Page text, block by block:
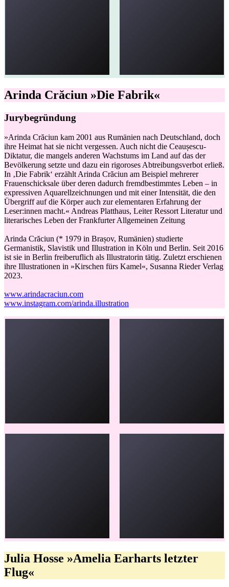
Arinda Crăciun »Die Fabrik«
Jurybegründung
»Arinda Crăciun kam 2001 aus Rumänien nach Deutschland, doch
ihre Heimat hat sie nicht vergessen. Auch nicht die Ceaușescu-
Diktatur, die mangels anderen Wachstums im Land auf das der
Bevölkerung setzte und dazu ein rigoroses Abtreibungsverbot erließ.
In ‚Die Fabrik‘ erzählt Arinda Crăciun am Beispiel mehrerer
Frauenschicksale über deren dadurch fremdbestimmtes Leben – in
expressiven Aquarellzeichnungen und mit einer Intensität, die den
Übergriff auf die Körper auch zur elementaren Erfahrung der
Leser:innen macht.« Andreas Platthaus, Leiter Ressort Literatur und
literarisches Leben der Frankfurter Allgemeinen Zeitung
Arinda Crăciun (* 1979 in Brașov, Rumänien) studierte
Germanistik, Slavistik und Illustration in Köln und Berlin. Seit 2016
ist sie in Berlin freiberuflich als Illustratorin tätig. Zuletzt erschienen
ihre Illustrationen in »Kirschen fürs Kamel«, Susanna Rieder Verlag
2023.
www.arindacraciun.com
www.instagram.com/arinda.illustration
Julia Hosse »Amelia Earharts letzter
Flug«